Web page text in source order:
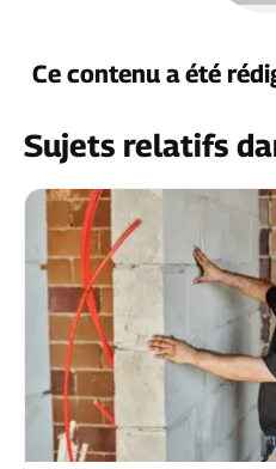
Ce contenu a été
Sujets relatifs